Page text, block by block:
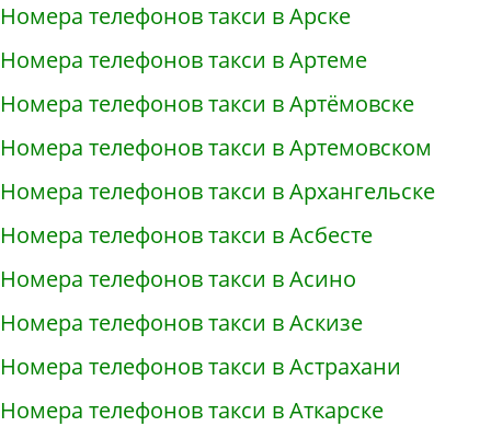
Номера телефонов такси в Арске
Номера телефонов такси в Артеме
Номера телефонов такси в Артёмовске
Номера телефонов такси в Артемовском
Номера телефонов такси в Архангельске
Номера телефонов такси в Асбесте
Номера телефонов такси в Асино
Номера телефонов такси в Аскизе
Номера телефонов такси в Астрахани
Номера телефонов такси в Аткарске